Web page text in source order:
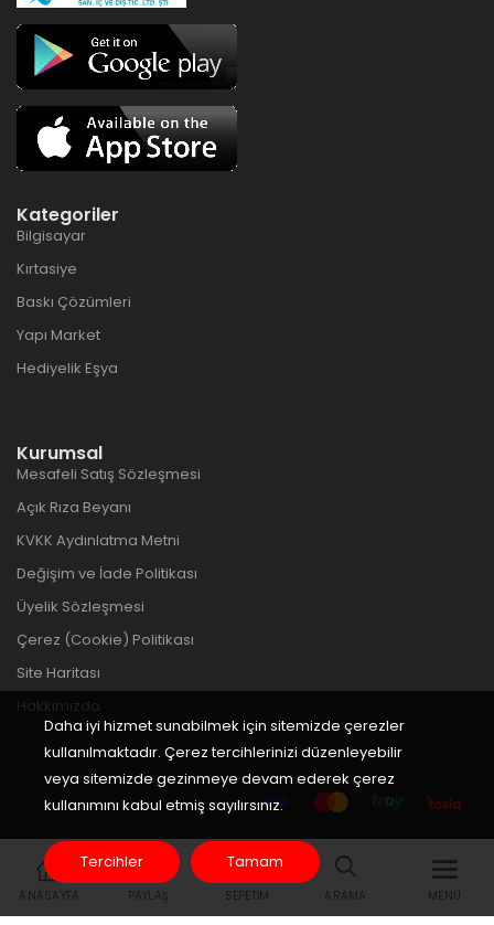
Kategoriler
Bilgisayar
Kırtasiye
Baskı Çözümleri
Yapı Market
Hediyelik Eşya
Kurumsal
Mesafeli Satış Sözleşmesi
Açık Rıza Beyanı
KVKK Aydınlatma Metni
Değişim ve İade Politikası
Üyelik Sözleşmesi
Çerez (Cookie) Politikası
Site Haritası
Hakkımızda
ANASAYFA PAYLAŞ SEPETIM ARAMA MENÜ
Daha iyi hizmet sunabilmek için sitemizde çerezler
kullanılmaktadır. Çerez tercihlerinizi düzenleyebilir
veya sitemizde gezinmeye devam ederek çerez
kullanımını kabul etmiş sayılırsınız.
Tercihler Tamam